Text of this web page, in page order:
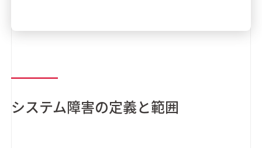
システム障害の定義と範囲